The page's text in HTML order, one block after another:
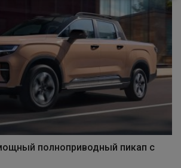
полноприводный пикап с